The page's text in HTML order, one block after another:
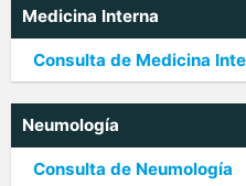
Medicina Interna
Consulta de Medicina
Neumología
Consulta de Neumología